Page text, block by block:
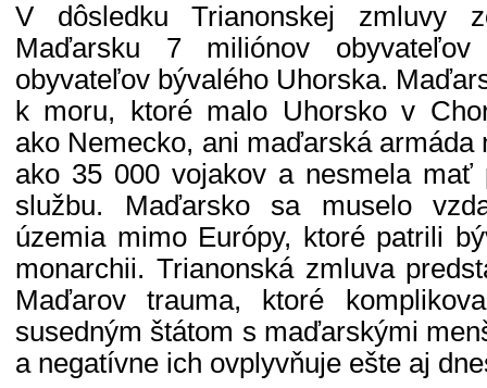
V dôsledku Trianonskej zmluvy
Maďarsku 7 miliónov
obyvateľov bývalého Uhorska.
k moru, ktoré malo Uhorsko v
ako Nemecko, ani maďarská
ako 35 000 vojakov a nesmela mať
službu. Maďarsko sa muselo
územia mimo Európy, ktoré patrili
monarchii. Trianonská zmluva
Maďarov trauma, ktoré
susedným štátom s maďarskými
a negatívne ich ovplyvňuje ešte aj